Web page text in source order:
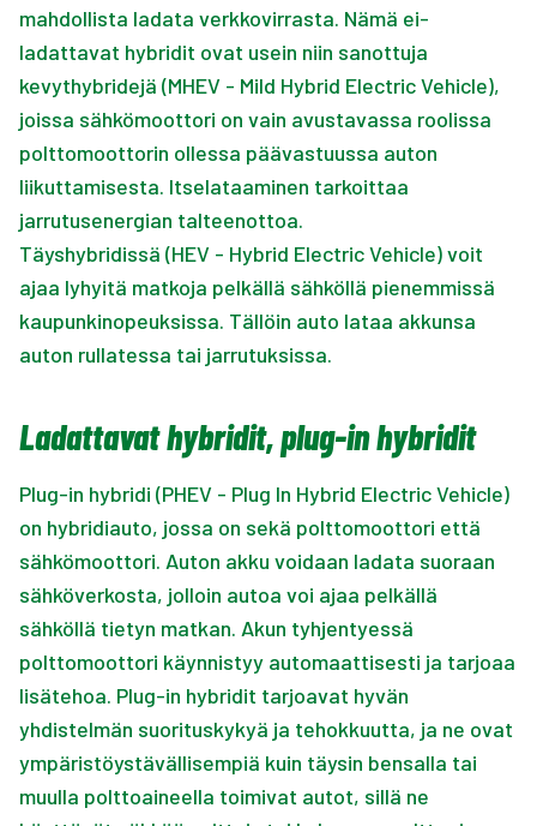
mahdollista ladata verkkovirrasta. Nämä ei-
ladattavat hybridit ovat usein niin sanottuja
kevythybridejä (MHEV - Mild Hybrid Electric Vehicle),
joissa sähkömoottori on vain avustavassa roolissa
polttomoottorin ollessa päävastuussa auton
liikuttamisesta. Itselataaminen tarkoittaa
jarrutusenergian talteenottoa.
Täyshybridissä (HEV - Hybrid Electric Vehicle) voit
ajaa lyhyitä matkoja pelkällä sähköllä pienemmissä
kaupunkinopeuksissa. Tällöin auto lataa akkunsa
auton rullatessa tai jarrutuksissa.
Ladattavat hybridit, plug-in hybridit
Plug-in hybridi (PHEV - Plug In Hybrid Electric Vehicle)
on hybridiauto, jossa on sekä polttomoottori että
sähkömoottori. Auton akku voidaan ladata suoraan
sähköverkosta, jolloin autoa voi ajaa pelkällä
sähköllä tietyn matkan. Akun tyhjentyessä
polttomoottori käynnistyy automaattisesti ja tarjoaa
lisätehoa. Plug-in hybridit tarjoavat hyvän
yhdistelmän suorituskykyä ja tehokkuutta, ja ne ovat
ympäristöystävällisempiä kuin täysin bensalla tai
muulla polttoaineella toimivat autot, sillä ne